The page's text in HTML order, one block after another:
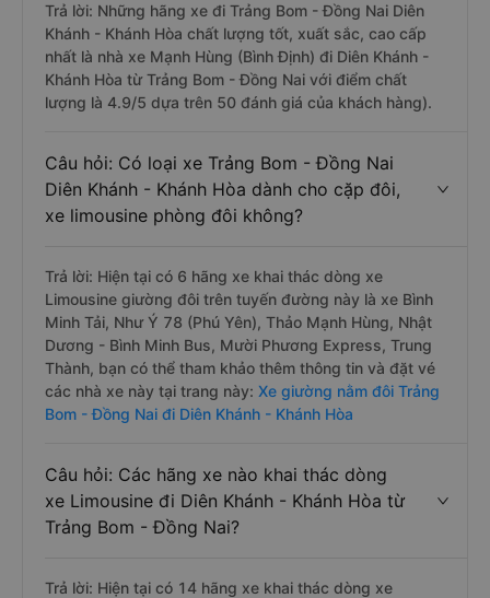
Trả lời: Những hãng xe đi Trảng Bom - Đồng Nai Diên
Khánh - Khánh Hòa chất lượng tốt, xuất sắc, cao cấp
nhất là nhà xe Mạnh Hùng (Bình Định) đi Diên Khánh -
Khánh Hòa từ Trảng Bom - Đồng Nai với điểm chất
lượng là 4.9/5 dựa trên 50 đánh giá của khách hàng).
Câu hỏi: Có loại xe Trảng Bom - Đồng Nai
Diên Khánh - Khánh Hòa dành cho cặp đôi,
xe limousine phòng đôi không?
Trả lời: Hiện tại có 6 hãng xe khai thác dòng xe
Limousine giường đôi trên tuyến đường này là xe Bình
Minh Tải, Như Ý 78 (Phú Yên), Thảo Mạnh Hùng, Nhật
Dương - Bình Minh Bus, Mười Phương Express, Trung
Thành, bạn có thể tham khảo thêm thông tin và đặt vé
các nhà xe này tại trang này: Xe giường nằm đôi Trảng
Bom - Đồng Nai đi Diên Khánh - Khánh Hòa
Câu hỏi: Các hãng xe nào khai thác dòng
xe Limousine đi Diên Khánh - Khánh Hòa từ
Trảng Bom - Đồng Nai?
Trả lời: Hiện tại có 14 hãng xe khai thác dòng xe